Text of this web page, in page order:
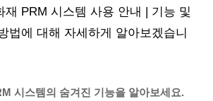
재 PRM 시스템 사용 안내 | 기능 및
법에 대해 자세하게 알아보겠습니
시스템의 숨겨진 기능을 알아보세요.